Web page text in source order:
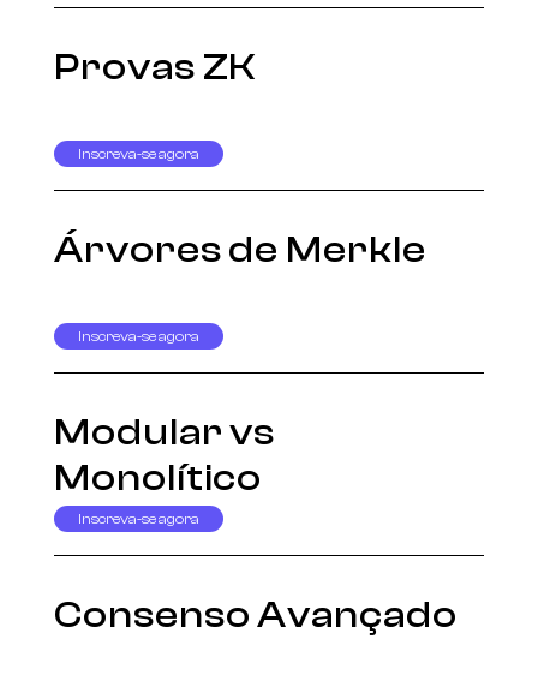
Provas ZK
Inscreva-se agora
Árvores de Merkle
Inscreva-se agora
Modular vs
Monolítico
Inscreva-se agora
Consenso Avançado